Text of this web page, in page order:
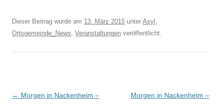
Dieser Beitrag wurde am 13. März 2015 unter Asyl ,
Ortsgemeinde_News, Veranstaltungen veröffentlicht.
Beitrags-
← Morgen in Nackenheim –
Morgen in Nackenheim –